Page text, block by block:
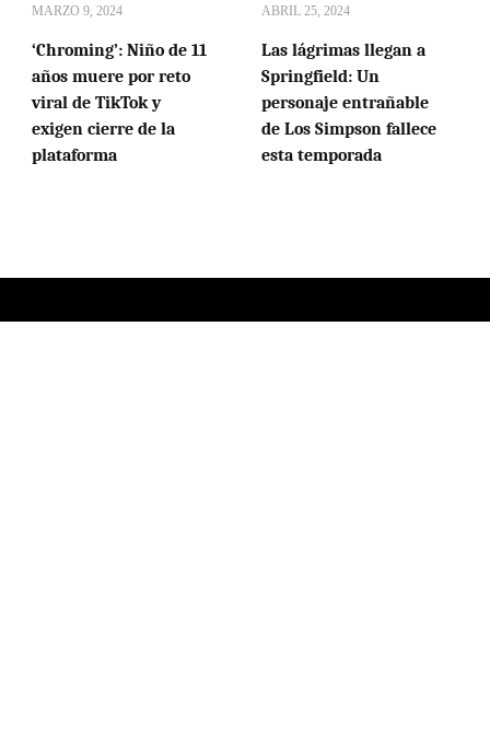
MARZO 9, 2024
‘Chroming’: Niño de 11
años muere por reto
viral de TikTok y
exigen cierre de la
plataforma
ABRIL 25, 2024
Las lágrimas llegan a
Springfield: Un
personaje entrañable
de Los Simpson fallece
esta temporada